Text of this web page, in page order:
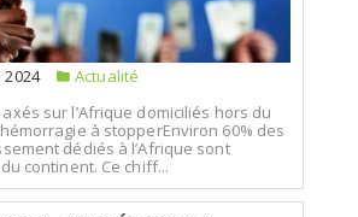
Actualité
sur l’Afrique domiciliés hors du
à stopperEnviron 60% des
dédiés à l’Afrique sont
continent. Ce chiff...